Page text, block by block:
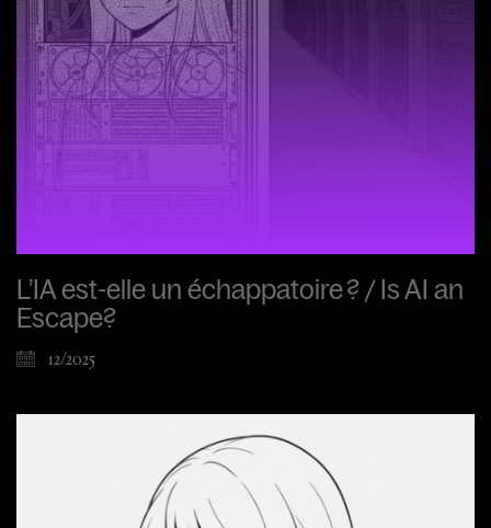
L’IA est-elle un échappatoire ? / Is AI an
Escape?
12/2025